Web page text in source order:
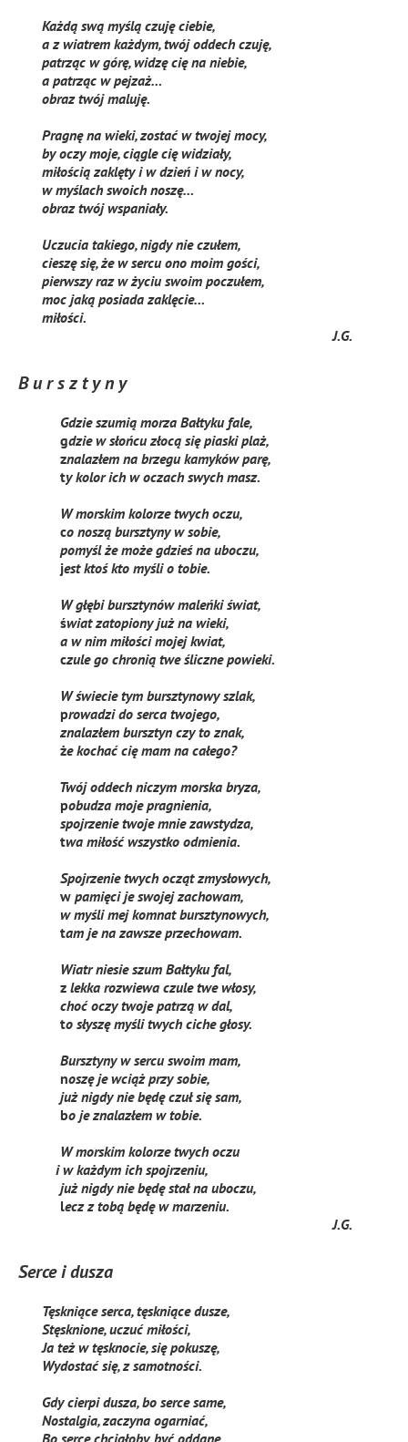
Każdą swą myślą czuję ciebie,
a z wiatrem każdym, twój oddech czuję,
patrząc w górę, widzę cię na niebie,
a patrząc w pejzaż…
obraz twój maluję.
Pragnę na wieki, zostać w twojej mocy,
by oczy moje, ciągle cię widziały,
miłością zaklęty i w dzień i w nocy,
w myślach swoich noszę…
obraz twój wspaniały.
Uczucia takiego, nigdy nie czułem,
cieszę się, że w sercu ono moim gości,
pierwszy raz w życiu swoim poczułem,
moc jaką posiada zaklęcie…
miłości.
J.G.
B u r s z t y n y
Gdzie szumią morza Bałtyku fale,
gdzie w słońcu złocą się piaski plaż,
znalazłem na brzegu kamyków parę,
ty kolor ich w oczach swych masz.
W morskim kolorze twych oczu,
co noszą bursztyny w sobie,
pomyśl że może gdzieś na uboczu,
jest ktoś kto myśli o tobie.
W głębi bursztynów maleńki świat,
świat zatopiony już na wieki,
a w nim miłości mojej kwiat,
czule go chronią twe śliczne powieki.
W świecie tym bursztynowy szlak,
prowadzi do serca twojego,
znalazłem bursztyn czy to znak,
że kochać cię mam na całego?
Twój oddech niczym morska bryza,
pobudza moje pragnienia,
spojrzenie twoje mnie zawstydza,
twa miłość wszystko odmienia.
Spojrzenie twych ocząt zmysłowych,
wpamięci je swojej zachowam,
w myśli mej komnat bursztynowych,
tam je na zawsze przechowam.
Wiatr niesie szum Bałtyku fal,
zlekka rozwiewa czule twe włosy,
choć oczy twoje patrzą w dal,
to słyszę myśli twych ciche głosy.
Bursztyny w sercu swoim mam,
noszę je wciąż przy sobie,
już nigdy nie będę czuł się sam,
bo je znalazłem w tobie.
W morskim kolorze twych oczu
i w każdym ich spojrzeniu,
już nigdy nie będę stał na uboczu,
lecz z tobą będę w marzeniu.
J.G.
Serce i dusza
Tęskniące serca, tęskniące dusze,
Stęsknione, uczuć miłości,
Ja też w tęsknocie, się pokuszę,
Wydostać się, z samotności.
Gdy cierpi dusza, bo serce same,
Nostalgia, zaczyna ogarniać,